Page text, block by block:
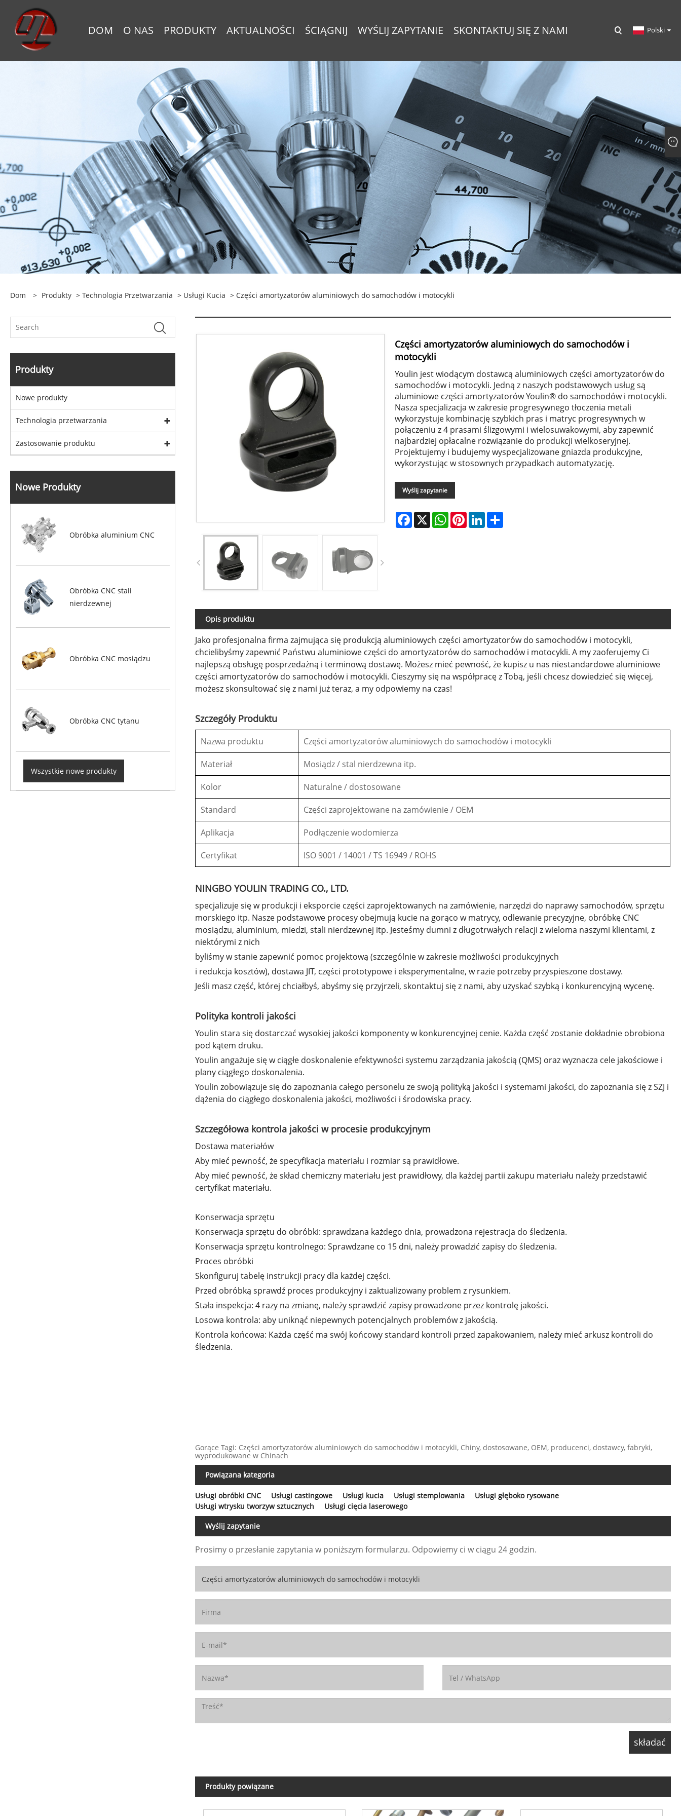
DOM O NAS PRODUKTY AKTUALNOŚCI ŚCIĄGNIJ WYŚLIJ ZAPYTANIE SKONTAKTUJ SIĘ Z NAMI Polski
Dom > Produkty > Technologia Przetwarzania > Usługi Kucia > Części amortyzatorów aluminiowych do samochodów i motocykli
Produkty
Nowe produkty
Technologia przetwarzania
Zastosowanie produktu
Nowe Produkty
Obróbka aluminium CNC
Obróbka CNC stali
nierdzewnej
Obróbka CNC mosiądzu
Obróbka CNC tytanu
Wszystkie nowe produkty
Części amortyzatorów aluminiowych do samochodów i
motocykli
Youlin jest wiodącym dostawcą aluminiowych części amortyzatorów do
samochodów i motocykli. Jedną z naszych podstawowych usług są
aluminiowe części amortyzatorów Youlin® do samochodów i motocykli.
Nasza specjalizacja w zakresie progresywnego tłoczenia metali
wykorzystuje kombinację szybkich pras i matryc progresywnych w
połączeniu z 4 prasami ślizgowymi i wielosuwakowymi, aby zapewnić
najbardziej opłacalne rozwiązanie do produkcji wielkoseryjnej.
Projektujemy i budujemy wyspecjalizowane gniazda produkcyjne,
wykorzystując w stosownych przypadkach automatyzację.
Wyślij zapytanie
Facebook
X WhatsApp
PinterestLinkedIn
Opis produktu
Jako profesjonalna firma zajmująca się produkcją aluminiowych części amortyzatorów do samochodów i motocykli,
chcielibyśmy zapewnić Państwu aluminiowe części do amortyzatorów do samochodów i motocykli. A my zaoferujemy Ci
najlepszą obsługę posprzedażną i terminową dostawę. Możesz mieć pewność, że kupisz u nas niestandardowe aluminiowe
części amortyzatorów do samochodów i motocykli. Cieszymy się na współpracę z Tobą, jeśli chcesz dowiedzieć się więcej,
możesz skonsultować się z nami już teraz, a my odpowiemy na czas!
Szczegóły Produktu
Nazwa produktu Części amortyzatorów aluminiowych do samochodów i motocykli
Materiał Mosiądz / stal nierdzewna itp.
Kolor Naturalne / dostosowane
Standard Części zaprojektowane na zamówienie / OEM
Aplikacja Podłączenie wodomierza
Certyfikat ISO 9001 / 14001 / TS 16949 / ROHS
NINGBO YOULIN TRADING CO., LTD.
specjalizuje się w produkcji i eksporcie części zaprojektowanych na zamówienie, narzędzi do naprawy samochodów, sprzętu
morskiego itp. Nasze podstawowe procesy obejmują kucie na gorąco w matrycy, odlewanie precyzyjne, obróbkę CNC
mosiądzu, aluminium, miedzi, stali nierdzewnej itp. Jesteśmy dumni z długotrwałych relacji z wieloma naszymi klientami, z
niektórymi z nich
byliśmy w stanie zapewnić pomoc projektową (szczególnie w zakresie możliwości produkcyjnych
i redukcja kosztów), dostawa JIT, części prototypowe i eksperymentalne, w razie potrzeby przyspieszone dostawy.
Jeśli masz część, której chciałbyś, abyśmy się przyjrzeli, skontaktuj się z nami, aby uzyskać szybką i konkurencyjną wycenę.
Polityka kontroli jakości
Youlin stara się dostarczać wysokiej jakości komponenty w konkurencyjnej cenie. Każda część zostanie dokładnie obrobiona
pod kątem druku.
Youlin angażuje się w ciągłe doskonalenie efektywności systemu zarządzania jakością (QMS) oraz wyznacza cele jakościowe i
plany ciągłego doskonalenia.
Youlin zobowiązuje się do zapoznania całego personelu ze swoją polityką jakości i systemami jakości, do zapoznania się z SZJ i
dążenia do ciągłego doskonalenia jakości, możliwości i środowiska pracy.
Szczegółowa kontrola jakości w procesie produkcyjnym
Dostawa materiałów
Aby mieć pewność, że specyfikacja materiału i rozmiar są prawidłowe.
Aby mieć pewność, że skład chemiczny materiału jest prawidłowy, dla każdej partii zakupu materiału należy przedstawić
certyfikat materiału.
Konserwacja sprzętu
Konserwacja sprzętu do obróbki: sprawdzana każdego dnia, prowadzona rejestracja do śledzenia.
Konserwacja sprzętu kontrolnego: Sprawdzane co 15 dni, należy prowadzić zapisy do śledzenia.
Proces obróbki
Skonfiguruj tabelę instrukcji pracy dla każdej części.
Przed obróbką sprawdź proces produkcyjny i zaktualizowany problem z rysunkiem.
Stała inspekcja: 4 razy na zmianę, należy sprawdzić zapisy prowadzone przez kontrolę jakości.
Losowa kontrola: aby uniknąć niepewnych potencjalnych problemów z jakością.
Kontrola końcowa: Każda część ma swój końcowy standard kontroli przed zapakowaniem, należy mieć arkusz kontroli do
śledzenia.
Gorące Tagi: Części amortyzatorów aluminiowych do samochodów i motocykli, Chiny, dostosowane, OEM, producenci, dostawcy, fabryki,
wyprodukowane w Chinach
Powiązana kategoria
Usługi obróbki CNC Usługi castingowe Usługi kucia Usługi stemplowania
Usługi głęboko rysowane
Usługi wtrysku tworzyw sztucznych
Usługi cięcia laserowego
Wyślij zapytanie
Prosimy o przesłanie zapytania w poniższym formularzu. Odpowiemy ci w ciągu 24 godzin.
Produkty powiązane